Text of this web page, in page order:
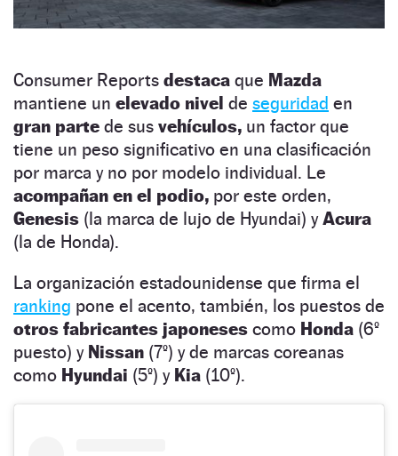
Consumer Reports destaca que Mazda
mantiene un elevado nivel de seguridad en
gran parte de sus vehículos, un factor que
tiene un peso significativo en una clasificación
por marca y no por modelo individual. Le
acompañan en el podio, por este orden,
Genesis (la marca de lujo de Hyundai) yAcura
(la de Honda).
La organización estadounidense que firma el
ranking pone el acento, también, los puestos de
otros fabricantes japoneses como Honda (6º
puesto) y Nissan (7º) y de marcas coreanas
como Hyundai (5º) y Kia (10º).